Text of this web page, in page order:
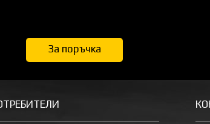
За поръчка